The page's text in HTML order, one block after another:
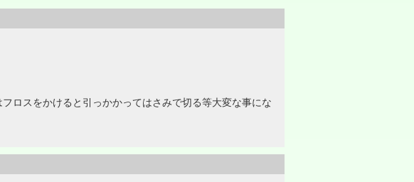
ロスをかけると引っかかってはさみで切る等大変な事にな